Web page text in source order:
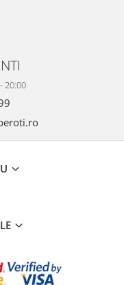
20:00